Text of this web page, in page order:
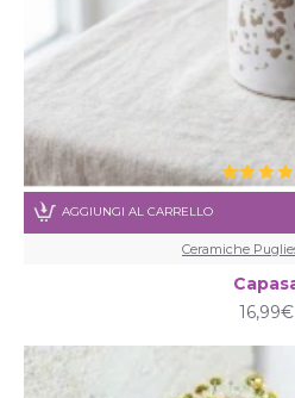
Ceramiche
16,99€
AGGIUNGI AL CARRELLO